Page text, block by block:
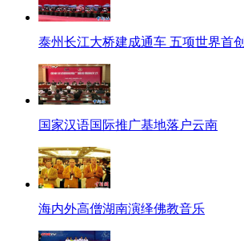
泰州长江大桥建成通车 五项世界首创
国家汉语国际推广基地落户云南
海内外高僧湖南演绎佛教音乐